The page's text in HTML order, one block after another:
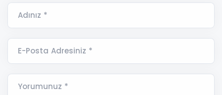
Adınız *
E-Posta Adresiniz *
Yorumunuz *